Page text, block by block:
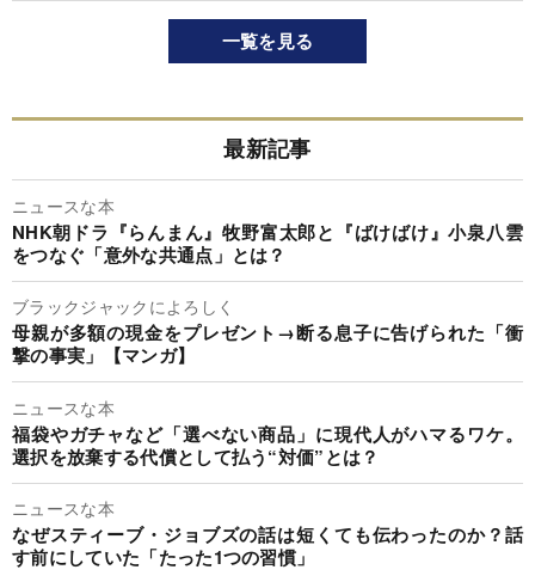
一覧を見る
最新記事
ニュースな本
NHK朝ドラ『らんまん』牧野富太郎と『ばけばけ』小泉八雲
をつなぐ「意外な共通点」とは？
ブラックジャックによろしく
母親が多額の現金をプレゼント→断る息子に告げられた「衝
撃の事実」【マンガ】
ニュースな本
福袋やガチャなど「選べない商品」に現代人がハマるワケ。
選択を放棄する代償として払う“対価”とは？
ニュースな本
なぜスティーブ・ジョブズの話は短くても伝わったのか？話
す前にしていた「たった1つの習慣」